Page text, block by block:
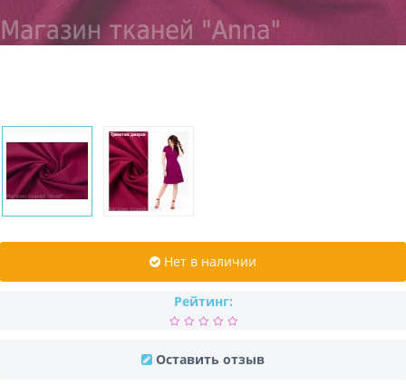
Нет в наличии
Рейтинг:
Оставить отзыв